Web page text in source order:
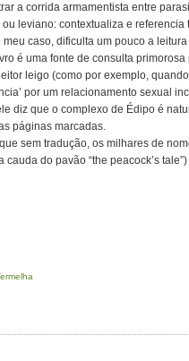
a corrida armamentista entre
leviano: contextualiza e referencia
caso, dificulta um pouco a
é uma fonte de consulta
leigo (como por exemplo,
por um relacionamento sexual
diz que o complexo de Édipo é
páginas marcadas.
sem tradução, os milhares de
do pavão “the peacock’s